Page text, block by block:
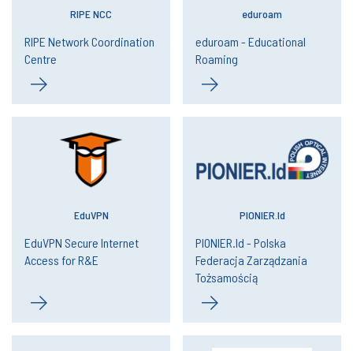
RIPE NCC
RIPE Network Coordination
Centre
eduroam
eduroam - Educational
Roaming
EduVPN
EduVPN Secure Internet
Access for R&E
PIONIER.Id
PIONIER.Id - Polska
Federacja Zarządzania
Tożsamością